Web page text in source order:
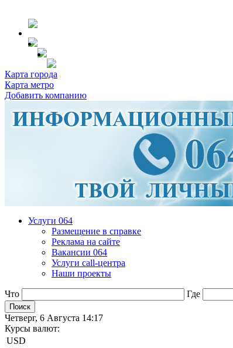
Карта города
Карта метро
Добавить компанию
Услуги 064
Размещение в справке
Реклама на сайте
Вакансии 064
Услуги call-центра
Наши проекты
Что Где
Четверг, 6 Августа 14:17
Курсы валют:
USD